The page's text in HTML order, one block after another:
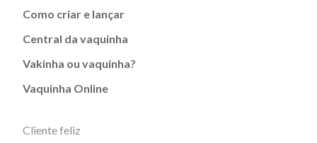
Como criar e lançar
Central da vaquinha
Vakinha ou vaquinha?
Vaquinha Online
Cliente feliz